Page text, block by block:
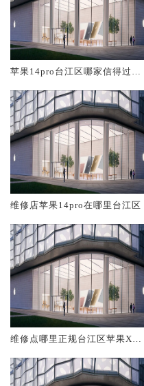
苹果14pro台江区哪家信得过维
维修店苹果14pro在哪里台江区
维修点哪里正规台江区苹果XRM